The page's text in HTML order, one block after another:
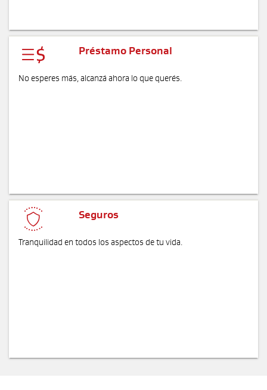
 Préstamo Personal
No esperes más, alcanzá ahora lo que querés.
 Seguros
Tranquilidad en todos los aspectos de tu vida.